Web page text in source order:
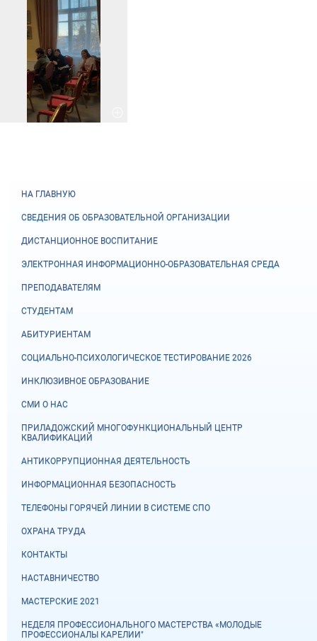
НА ГЛАВНУЮ
СВЕДЕНИЯ ОБ ОБРАЗОВАТЕЛЬНОЙ ОРГАНИЗАЦИИ
ДИСТАНЦИОННОЕ ВОСПИТАНИЕ
ЭЛЕКТРОННАЯ ИНФОРМАЦИОННО-ОБРАЗОВАТЕЛЬНАЯ СРЕДА
ПРЕПОДАВАТЕЛЯМ
СТУДЕНТАМ
АБИТУРИЕНТАМ
СОЦИАЛЬНО-ПСИХОЛОГИЧЕСКОЕ ТЕСТИРОВАНИЕ 2026
ИНКЛЮЗИВНОЕ ОБРАЗОВАНИЕ
СМИ О НАС
ПРИЛАДОЖСКИЙ МНОГОФУНКЦИОНАЛЬНЫЙ ЦЕНТР
КВАЛИФИКАЦИЙ
АНТИКОРРУПЦИОННАЯ ДЕЯТЕЛЬНОСТЬ
ИНФОРМАЦИОННАЯ БЕЗОПАСНОСТЬ
ТЕЛЕФОНЫ ГОРЯЧЕЙ ЛИНИИ В СИСТЕМЕ СПО
ОХРАНА ТРУДА
КОНТАКТЫ
НАСТАВНИЧЕСТВО
МАСТЕРСКИЕ 2021
НЕДЕЛЯ ПРОФЕССИОНАЛЬНОГО МАСТЕРСТВА «МОЛОДЫЕ
ПРОФЕССИОНАЛЫ КАРЕЛИИ"